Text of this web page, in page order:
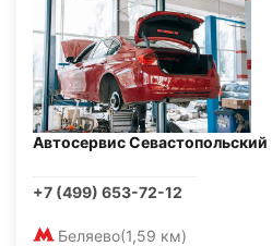
Автосервис Севастопольский
+7 (499) 653-72-12
Беляево(1,59 км)